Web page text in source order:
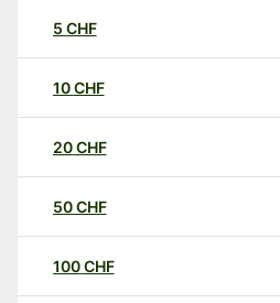
5 CHF
10CHF
20CHF
50CHF
100CHF